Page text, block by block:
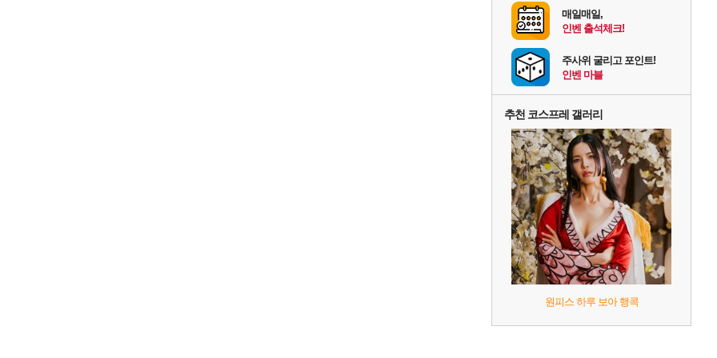
매일매일,
인벤 출석체크!
주사위 굴리고 포인트!
인벤 마블
추천 코스프레 갤러리
원피스 하루 보아 행콕